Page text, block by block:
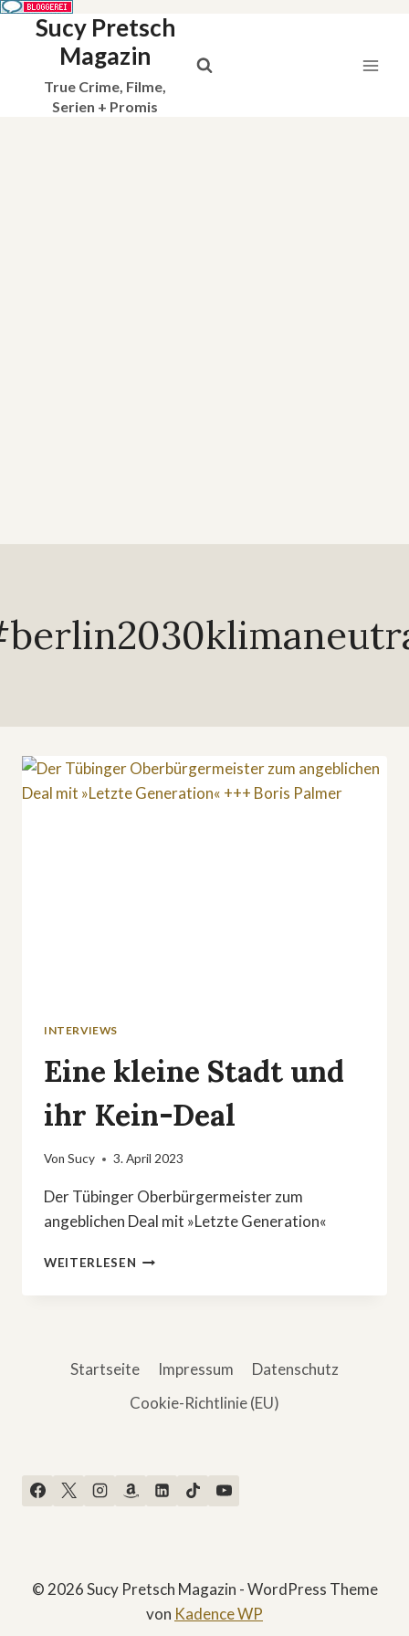
Sucy Pretsch
Magazin
True Crime, Filme,
Serien + Promis
INTERVIEWS
Eine kleine Stadt und
ihr Kein-Deal
Von Sucy 3. April 2023
Der Tübinger Oberbürgermeister zum
angeblichen Deal mit »Letzte Generation«
WEITERLESEN EINE
STADT
DEAL
Startseite Impressum
Datenschutz
Cookie-Richtlinie (EU)
© 2026 Sucy Pretsch Magazin - WordPress Theme
von Kadence WP